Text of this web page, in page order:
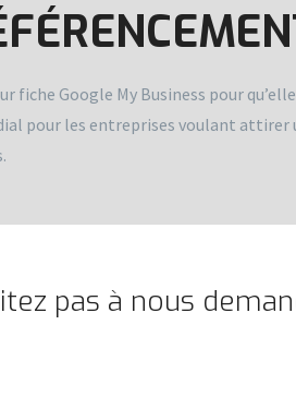
Google My Business pour
pour les entreprises voulant
pas à nous